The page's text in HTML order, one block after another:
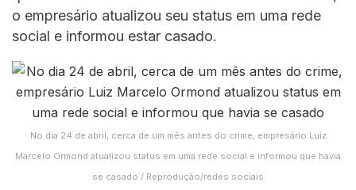
o empresário atualizou seu status em uma rede
social e informou estar casado.
No dia 24 de abril, cerca de um mês antes do crime, empresário Luiz
Marcelo Ormond atualizou status em uma rede social e informou que havia
se casado / Reprodução/redes sociais